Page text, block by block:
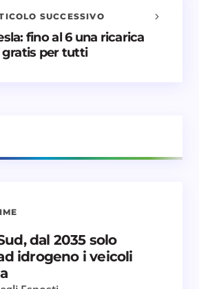
commento.
commento
SUCCESSIVO
fino al 6 una ricarica
gratis per tutti
dal 2035 solo
idrogeno i veicoli